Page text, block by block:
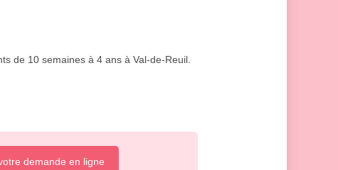
de 10 semaines à 4 ans à Val-de-Reuil.
demande en ligne